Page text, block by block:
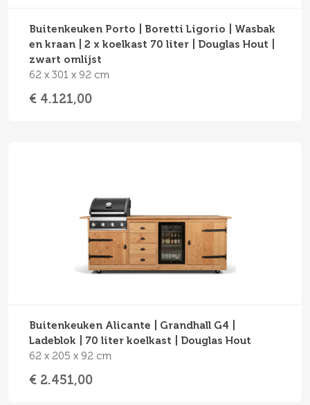
Buitenkeuken Porto | Boretti Ligorio | Wasbak
en kraan | 2 x koelkast 70 liter | Douglas Hout |
zwart omlijst
62 x 301 x 92 cm
€ 4.121,00
Buitenkeuken Alicante | Grandhall G4 |
Ladeblok | 70 liter koelkast | Douglas Hout
62 x 205 x 92 cm
€ 2.451,00